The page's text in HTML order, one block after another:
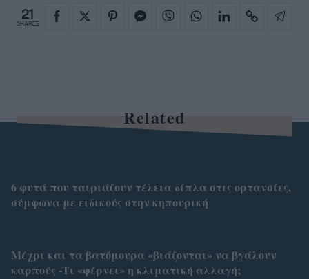
21
SHARES
Related
6 φυτά που ταιριάζουν τέλεια δίπλα στις ορτανσίες,
σύμφωνα με ειδικούς στην κηπουρική
Μέχρι και τα βατόμουρα «βιάζονται» να βγάλουν
καρπούς -Τι «φέρνει» η κλιματική αλλαγή;